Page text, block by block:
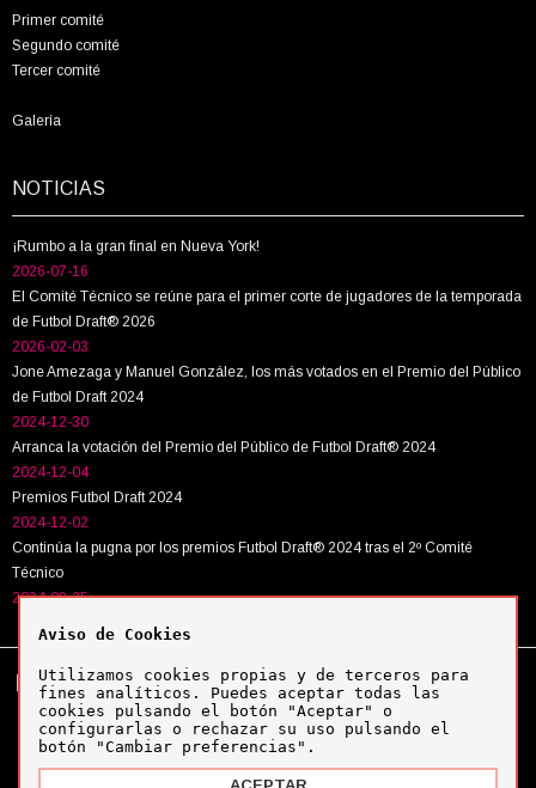
Primer comité
Segundo comité
Tercer comité
Galería
NOTICIAS
¡Rumbo a la gran final en Nueva York!
2026-07-16
El Comité Técnico se reúne para el primer corte de jugadores de la temporada
de Futbol Draft® 2026
2026-02-03
Jone Amezaga y Manuel González, los más votados en el Premio del Público
de Futbol Draft 2024
2024-12-30
Arranca la votación del Premio del Público de Futbol Draft® 2024
2024-12-04
Premios Futbol Draft 2024
2024-12-02
Continúa la pugna por los premios Futbol Draft® 2024 tras el 2º Comité
Técnico
2024-09-25
Tel: +34 943 63 40 63
Política de cookies
Política de privacidad
Aviso legal
Aviso de Cookies
Utilizamos cookies propias y de terceros para
fines analíticos. Puedes aceptar todas las
cookies pulsando el botón "Aceptar" o
configurarlas o rechazar su uso pulsando el
botón "Cambiar preferencias".